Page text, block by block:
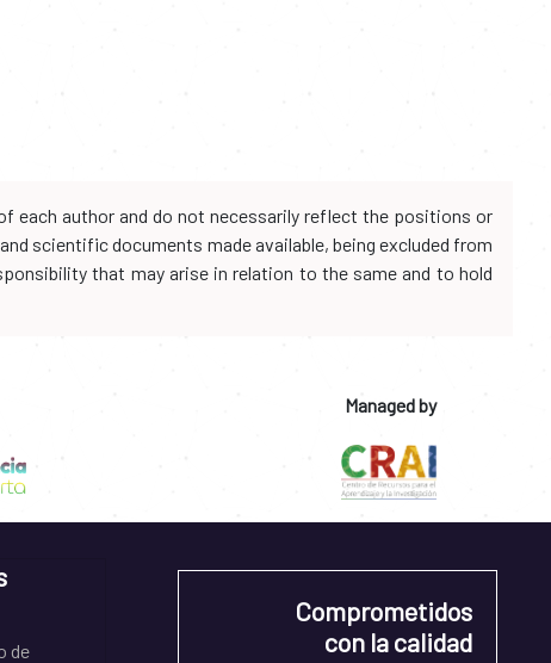
each author and do not necessarily reflect the positions or
scientific documents made available, being excluded from
that may arise in relation to the same and to hold
Managed by
de
Comprometidos
con la calidad